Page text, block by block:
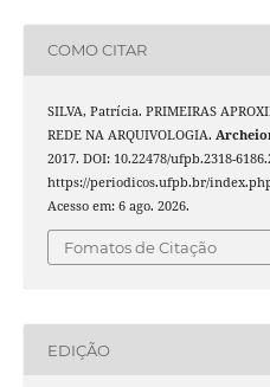
COMO CITAR
SILVA, Patrícia. PRIMEIRAS
REDE NA ARQUIVOLOGIA.
2017. DOI: 10.22478/ufpb.2318-
https://periodicos.ufpb.br/
Acesso em: 6 ago. 2026.
Fomatos de Citação
EDIÇÃO